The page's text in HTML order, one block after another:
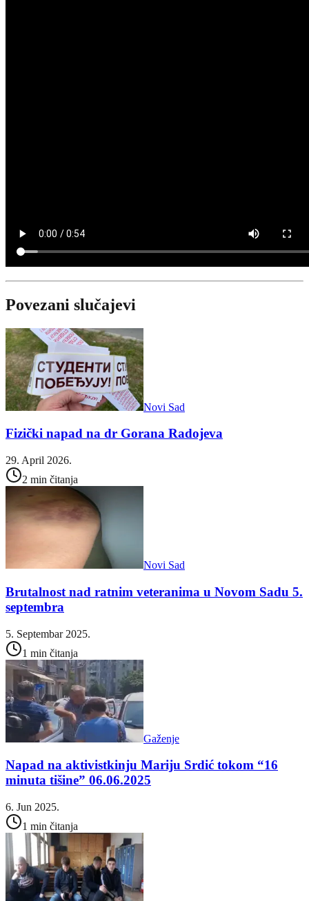
Povezani slučajevi
Novi Sad
Fizički napad na dr Gorana Radojeva
29. April 2026.
2 min čitanja
Novi Sad
Brutalnost nad ratnim veteranima u Novom Sadu 5.
septembra
5. Septembar 2025.
1 min čitanja
Gaženje
Napad na aktivistkinju Mariju Srdić tokom “16
minuta tišine” 06.06.2025
6. Jun 2025.
1 min čitanja